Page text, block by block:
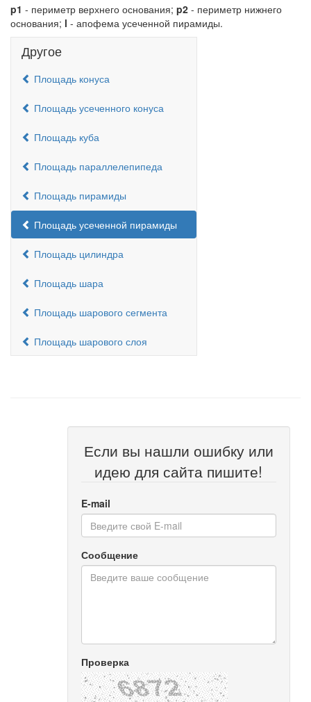
p1 - периметр верхнего основания; p2 - периметр нижнего
основания; l - апофема усеченной пирамиды.
Другое
Площадь конуса
Площадь усеченного конуса
Площадь куба
Площадь параллелепипеда
Площадь пирамиды
Площадь усеченной пирамиды
Площадь цилиндра
Площадь шара
Площадь шарового сегмента
Площадь шарового слоя
Если вы нашли ошибку или
идею для сайта пишите!
E-mail
Сообщение
Проверка